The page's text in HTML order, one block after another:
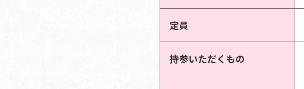
定員
持参いただくもの